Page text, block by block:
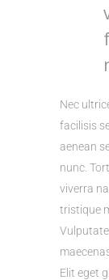
Nec
facilisis
aenean
nunc.
viverra
tristique
Elit eget